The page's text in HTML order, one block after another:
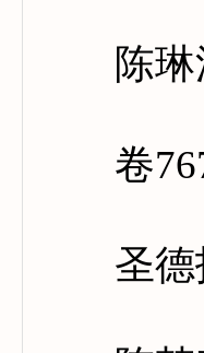
陈琳漫
卷
圣德招